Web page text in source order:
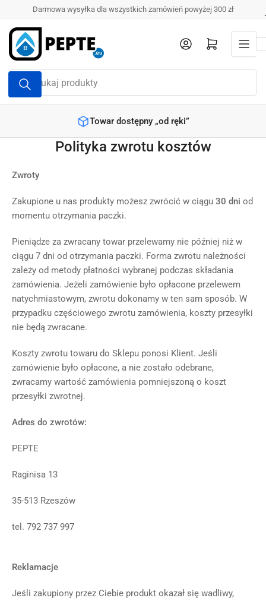
do
treści
Darmowa wysyłka dla wszystkich zamówień powyżej 300 zł
Wyszukaj
produkty
Zaloguj się Otwórz mini koszyk
Towar dostępny „od ręki”
Polityka zwrotu kosztów
Zwroty
Zakupione u nas produkty możesz zwrócić w ciągu 30 dni od
momentu otrzymania paczki.
Pieniądze za zwracany towar przelewamy nie później niż w
ciągu 7 dni od otrzymania paczki. Forma zwrotu należności
zależy od metody płatności wybranej podczas składania
zamówienia. Jeżeli zamówienie było opłacone przelewem
natychmiastowym, zwrotu dokonamy w ten sam sposób. W
przypadku częściowego zwrotu zamówienia, koszty przesyłki
nie będą zwracane.
Koszty zwrotu towaru do Sklepu ponosi Klient. Jeśli
zamówienie było opłacone, a nie zostało odebrane,
zwracamy wartość zamówienia pomniejszoną o koszt
przesyłki zwrotnej.
Adres do zwrotów:
PEPTE
Raginisa 13
35-513 Rzeszów
tel. 792 737 997
Reklamacje
Jeśli zakupiony przez Ciebie produkt okazał się wadliwy,